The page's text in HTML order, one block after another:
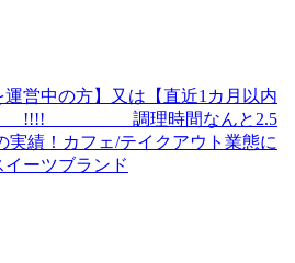
運営中の方】又は【直近1カ月以内
定】 !!!! 調理時間なんと2.5
実績！カフェ/テイクアウト業態に
ーツブランド